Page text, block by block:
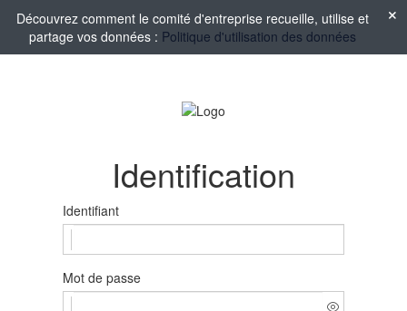
Découvrez comment le comité d'entreprise recueille, utilise et
partage vos données : Politique d'utilisation des données
Identification
Identifiant
Mot de passe